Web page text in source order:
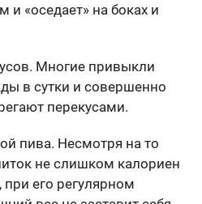
«оседает» на боках и
Многие привыкли
в сутки и совершенно
перекусами.
пива. Несмотря на то
не слишком калориен
его регулярном